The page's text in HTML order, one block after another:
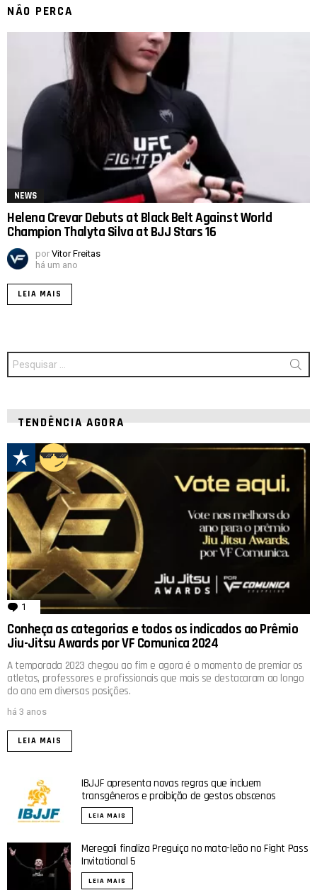
NÃO PERCA
NEWS
Helena Crevar Debuts at Black Belt Against World
Champion Thalyta Silva at BJJ Stars 16
por Vitor Freitas
há um ano
LEIA MAIS
Procurar
por:
TENDÊNCIA AGORA
1 comentário
Conheça as categorias e todos os indicados ao Prêmio
Jiu-Jitsu Awards por VF Comunica 2024
A temporada 2023 chegou ao fim e agora é o momento de premiar os
atletas, professores e profissionais que mais se destacaram ao longo
do ano em diversas posições.
há 3 anos
LEIA MAIS
IBJJF apresenta novas regras que incluem
transgêneros e proibição de gestos obscenos
LEIA MAIS
Meregali finaliza Preguiça no mata-leão no Fight Pass
Invitational 5
LEIA MAIS